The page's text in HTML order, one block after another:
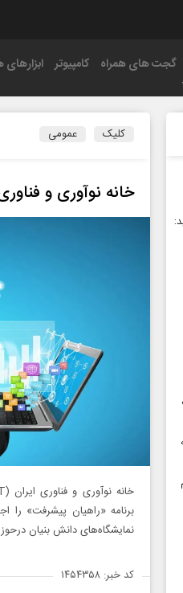
گجت های همراه کامپیوتر
کلیک عمومی
خانه نوآوری و
برنامه «راهیان پیشرفت» را
نمایشگاه‌های دانش بنیان
کد خبر: ۱۴۵۴۳۵۸